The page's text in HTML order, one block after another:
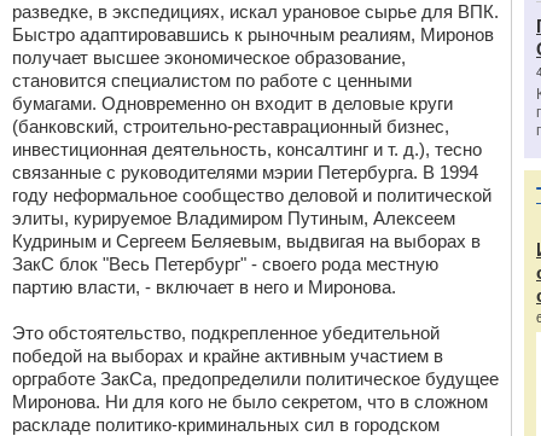
разведке, в экспедициях, искал урановое сырье для ВПК.
Быстро адаптировавшись к рыночным реалиям, Миронов
получает высшее экономическое образование,
становится специалистом по работе с ценными
бумагами. Одновременно он входит в деловые круги
(банковский, строительно-реставрационный бизнес,
инвестиционная деятельность, консалтинг и т. д.), тесно
связанные с руководителями мэрии Петербурга. В 1994
году неформальное сообщество деловой и политической
элиты, курируемое Владимиром Путиным, Алексеем
Кудриным и Сергеем Беляевым, выдвигая на выборах в
ЗакС блок "Весь Петербург" - своего рода местную
партию власти, - включает в него и Миронова.
Это обстоятельство, подкрепленное убедительной
победой на выборах и крайне активным участием в
оргработе ЗакСа, предопределили политическое будущее
Миронова. Ни для кого не было секретом, что в сложном
раскладе политико-криминальных сил в городском